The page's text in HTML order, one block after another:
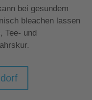
bei gesundem
bleachen lassen
Tee- und